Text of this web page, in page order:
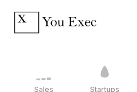
Sales Startups